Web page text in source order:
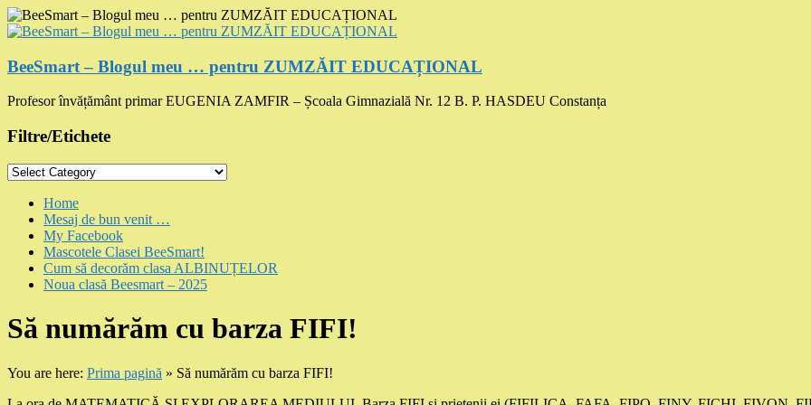
Skip
to
BeeSmart – Blogul meu … pentru ZUMZĂIT EDUCAȚIONAL
Profesor învățământ primar EUGENIA ZAMFIR – Școala Gimnazială Nr. 12 B. P. HASDEU Constanța
Filtre/Etichete
Filtre/Etichete
Menu
Home
Mesaj de bun venit …
My Facebook
Mascotele Clasei BeeSmart!
Cum să decorăm clasa ALBINUȚELOR
Noua clasă Beesmart – 2025
Să numărăm cu barza FIFI!
You are here: Prima pagină » Să numărăm cu barza FIFI!